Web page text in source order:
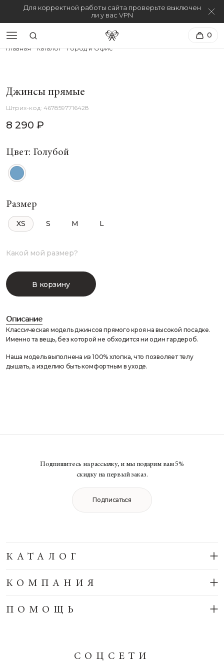
Для корректной работы сайта проверьте выключен
ли у вас VPN
0
Главная Каталог Город и Офис
Джинсы прямые
4678597716428
8 290 ₽
Цвет: Голубой
Размер
XS S M L
Какой мой размер?
В корзину
Описание
Классическая модель джинсов прямого кроя на высокой посадке.
Именно та вещь, без которой не обходится ни один гардероб.
Наша модель выполнена из 100% хлопка, что позволяет телу
дышать, а изделию быть комфортным в уходе.
Подпишитесь на рассылку, и мы подарим вам 5%
скидку на первый заказ.
Подписаться
СОЦСЕТИ
КАТАЛОГ
КОМПАНИЯ
ПОМОЩЬ